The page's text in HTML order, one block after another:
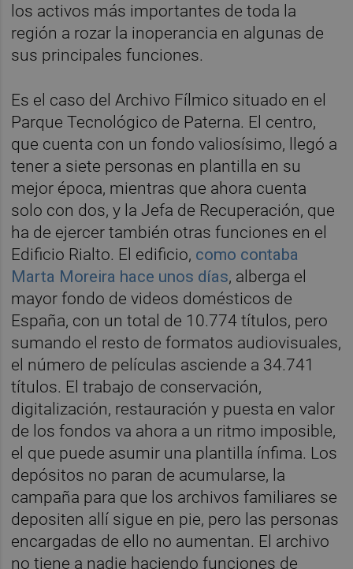
los activos más importantes de toda la
región a rozar la inoperancia en algunas de
sus principales funciones.
Es el caso del Archivo Fílmico situado en el
Parque Tecnológico de Paterna. El centro,
que cuenta con un fondo valiosísimo, llegó a
tener a siete personas en plantilla en su
mejor época, mientras que ahora cuenta
solo con dos, y la Jefa de Recuperación, que
ha de ejercer también otras funciones en el
Edificio Rialto. El edificio, como contaba
Marta Moreira hace unos días, alberga el
mayor fondo de videos domésticos de
España, con un total de 10.774 títulos, pero
sumando el resto de formatos audiovisuales,
el número de películas asciende a 34.741
títulos. El trabajo de conservación,
digitalización, restauración y puesta en valor
de los fondos va ahora a un ritmo imposible,
el que puede asumir una plantilla ínfima. Los
depósitos no paran de acumularse, la
campaña para que los archivos familiares se
depositen allí sigue en pie, pero las personas
encargadas de ello no aumentan. El archivo
no tiene a nadie haciendo funciones de